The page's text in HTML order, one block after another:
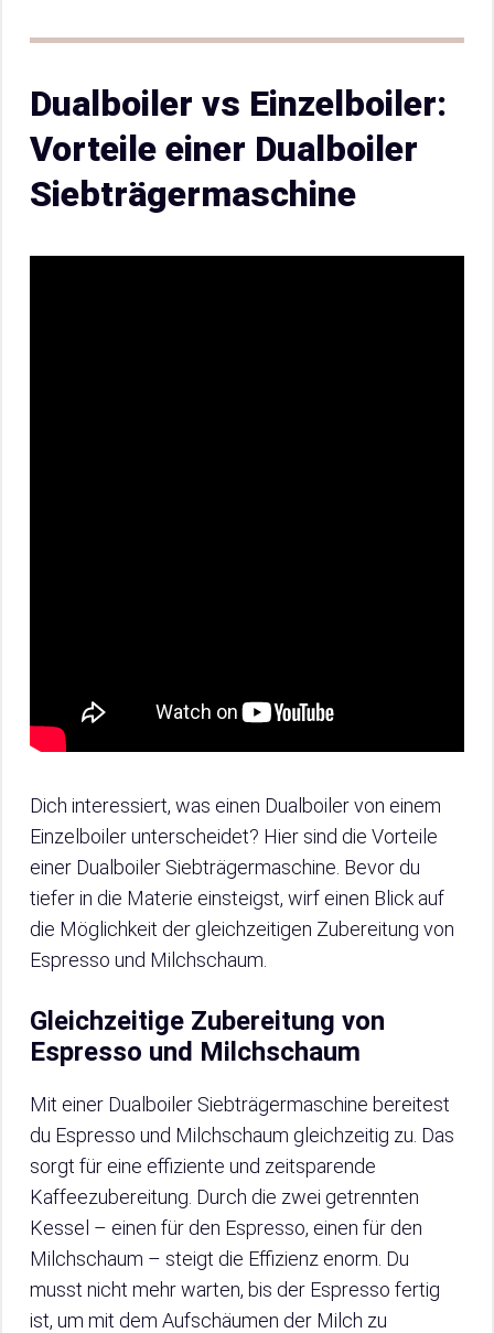
Dualboiler vs Einzelboiler:
Vorteile einer Dualboiler
Siebträgermaschine
Dich interessiert, was einen Dualboiler von einem
Einzelboiler unterscheidet? Hier sind die Vorteile
einer Dualboiler Siebträgermaschine. Bevor du
tiefer in die Materie einsteigst, wirf einen Blick auf
die Möglichkeit der gleichzeitigen Zubereitung von
Espresso und Milchschaum.
Gleichzeitige Zubereitung von
Espresso und Milchschaum
Mit einer Dualboiler Siebträgermaschine bereitest
du Espresso und Milchschaum gleichzeitig zu. Das
sorgt für eine effiziente und zeitsparende
Kaffeezubereitung. Durch die zwei getrennten
Kessel – einen für den Espresso, einen für den
Milchschaum – steigt die Effizienz enorm. Du
musst nicht mehr warten, bis der Espresso fertig
ist, um mit dem Aufschäumen der Milch zu